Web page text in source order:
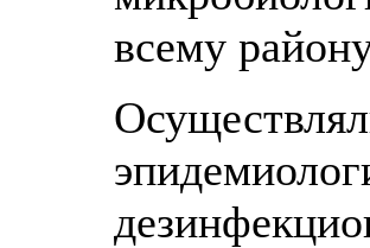
всему